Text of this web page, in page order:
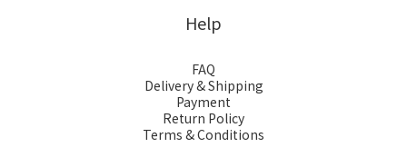
Help
FAQ
Delivery & Shipping
Payment
Return Policy
Terms & Conditions